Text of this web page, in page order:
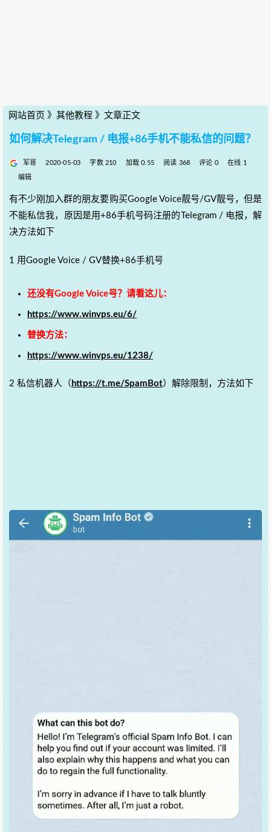
网站首页 》 其他教程 》 文章正文
如何解决Telegram / 电报+86手机不能私信的问题？
军哥 2020-05-03 字数 210 加载 0.55 阅读 368 评论 0 在线 1
编辑
有不少刚加入群的朋友要购买Google Voice靓号/GV靓号，但是
不能私信我，原因是用+86手机号码注册的Telegram / 电报，解
决方法如下
1 用Google Voice / GV替换+86手机号
还没有Google Voice号？请看这儿：
https://www.winvps.eu/6/
替换方法：
https://www.winvps.eu/1238/
2 私信机器人（ https://t.me/SpamBot）解除限制，方法如下